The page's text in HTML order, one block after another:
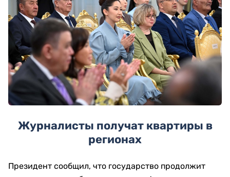
Журналисты получат квартиры в
регионах
Президент сообщил, что государство продолжит